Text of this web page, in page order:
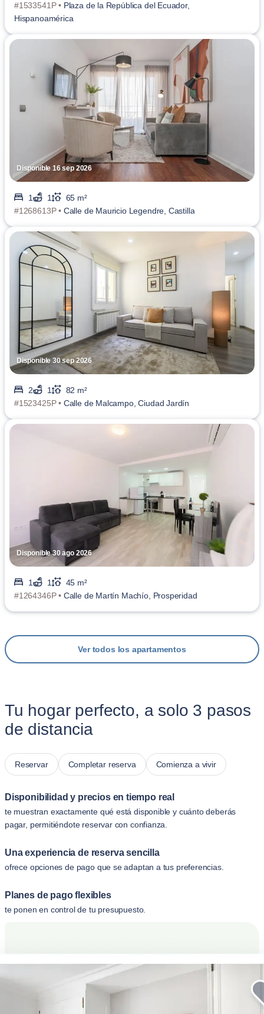
#1533541P • Plaza de la República del Ecuador,
Hispanoamérica
Disponible 16 sep 2026
1 1
65 m²
#1268613P • Calle de Mauricio Legendre, Castilla
Disponible 30 sep 2026
2 1
82 m²
#1523425P • Calle de Malcampo, Ciudad Jardín
Disponible 30 ago 2026
1 1
45 m²
#1264346P • Calle de Martín Machío, Prosperidad
Ver todos los apartamentos
Tu hogar perfecto, a solo 3 pasos
de distancia
Reservar Completar reserva Comienza a vivir
Disponibilidad y precios en tiempo real
te muestran exactamente qué está disponible y cuánto deberás
pagar, permitiéndote reservar con confianza.
Una experiencia de reserva sencilla
ofrece opciones de pago que se adaptan a tus preferencias.
Planes de pago flexibles
te ponen en control de tu presupuesto.